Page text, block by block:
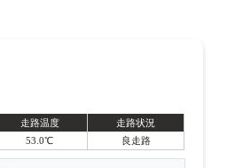
走路温度
走路状況
53.0℃ 良走路